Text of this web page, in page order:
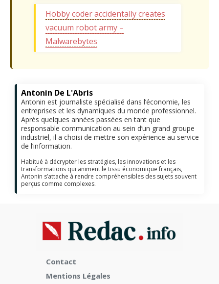
Hobby coder accidentally creates
vacuum robot army –
Malwarebytes
Antonin De L'Abris
Antonin est journaliste spécialisé dans l’économie, les
entreprises et les dynamiques du monde professionnel.
Après quelques années passées en tant que
responsable communication au sein d’un grand groupe
industriel, il a choisi de mettre son expérience au service
de l’information.
Habitué à décrypter les stratégies, les innovations et les
transformations qui animent le tissu économique français,
Antonin s’attache à rendre compréhensibles des sujets souvent
perçus comme complexes.
Contact
Mentions Légales